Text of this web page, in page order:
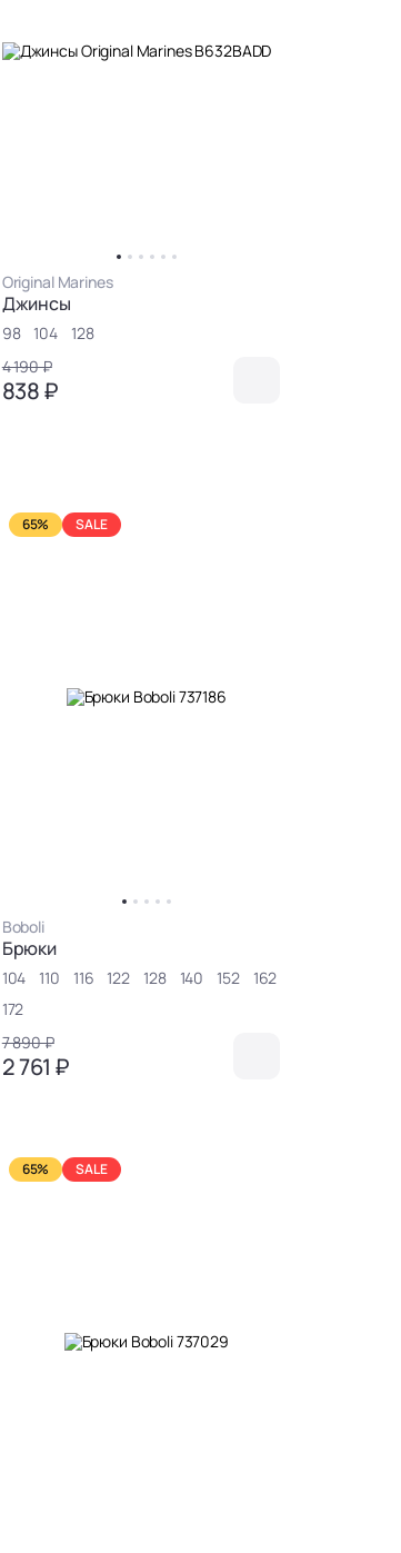
Original Marines
Джинсы
98 104
128
4 190 ₽
838 ₽
65% SALE
Boboli
Брюки
104 110 116 122 128 140 152
162
172
7 890 ₽
2 761 ₽
65% SALE